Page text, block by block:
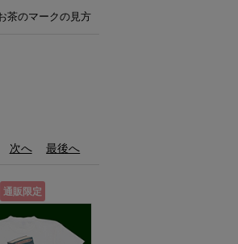
茶のマークの見方
次へ 最後へ
通販限定